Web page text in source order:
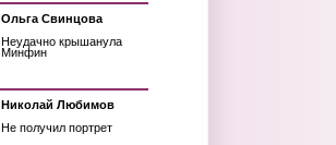
Ольга Свинцова
Неудачно крышанула
Минфин
Николай Любимов
Не получил портрет